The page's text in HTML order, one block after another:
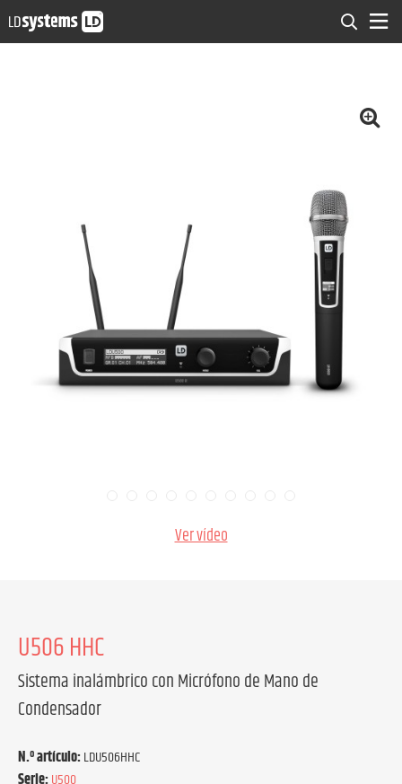
Ver vídeo
U506 HHC
Sistema inalámbrico con Micrófono de Mano de
Condensador
N.º artículo:LDU506HHC